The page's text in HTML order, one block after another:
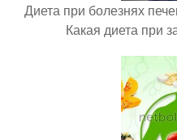
Диета при болезнях
Какая диета при